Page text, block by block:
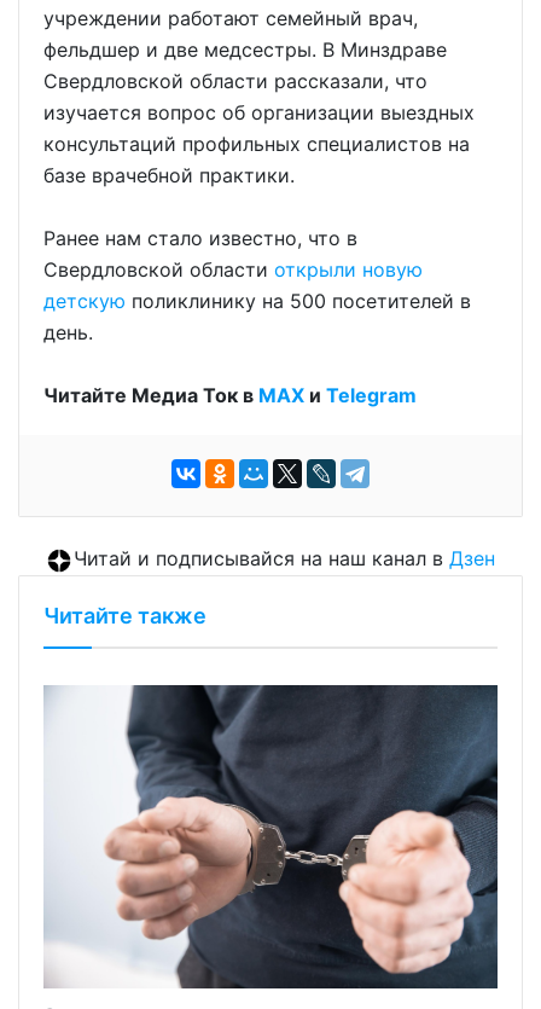
учреждении работают семейный врач,
фельдшер и две медсестры. В Минздраве
Свердловской области рассказали, что
изучается вопрос об организации выездных
консультаций профильных специалистов на
базе врачебной практики.
Ранее нам стало известно, что в
Свердловской области открыли новую
детскую поликлинику на 500 посетителей в
день.
Читайте Медиа Ток в МАХ и Telegram
Читай и подписывайся на наш канал в Дзен
Читайте также